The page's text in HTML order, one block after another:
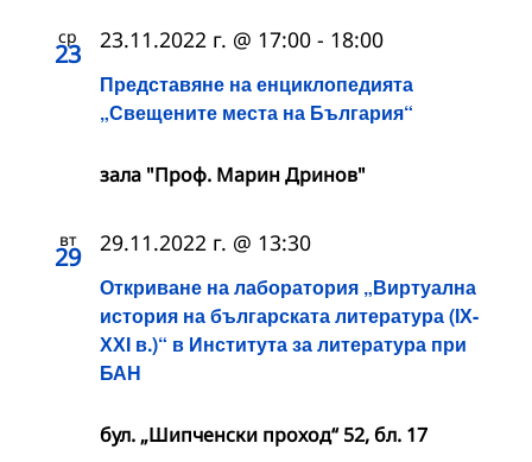
ср
23
Представяне на енциклопедията
„Свещените места на България“
23.11.2022 г. @ 17:00 - 18:00
зала "Проф. Марин Дринов"
вт
29
Откриване на лаборатория „Виртуална
история на българската литература (ІХ-
ХХІ в.)“ в Института за литература при
БАН
29.11.2022 г. @ 13:30
бул. „Шипченски проход“ 52, бл. 17